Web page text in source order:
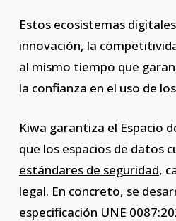
Estos ecosistemas
innovación, la
al mismo tiempo que
la confianza en el uso de
Kiwa garantiza el Espacio
que los espacios de datos
estándares de seguridad,
legal. En concreto, se
especificación UNE